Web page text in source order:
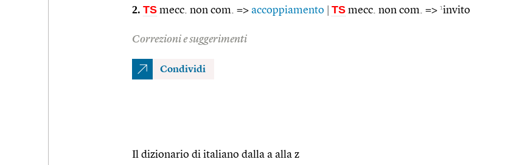
2. TS mecc. non com. => accoppiamento TS mecc. non com. => 1invito
Correzioni e suggerimenti
Condividi
Il dizionario di italiano dalla a alla z